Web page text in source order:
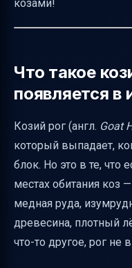
Итоговая
Полезные
козами!
Что такое
появляется в
Козий рог (англ. Goat
который выпадает,
блок. Но это в те, что
местах обитания коз
медная руда,
древесина, плотный
что-то другое, рог не